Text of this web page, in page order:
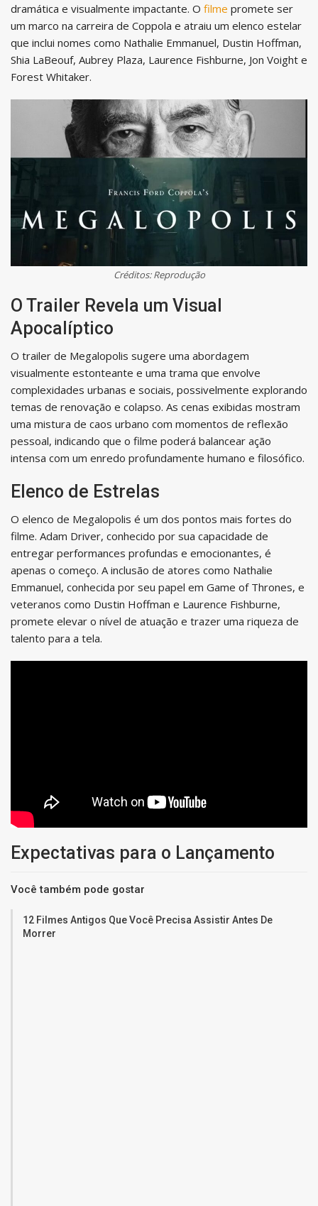
dramática e visualmente impactante. O filme promete ser
um marco na carreira de Coppola e atraiu um elenco estelar
que inclui nomes como Nathalie Emmanuel, Dustin Hoffman,
Shia LaBeouf, Aubrey Plaza, Laurence Fishburne, Jon Voight e
Forest Whitaker.
Créditos: Reprodução
O Trailer Revela um Visual
Apocalíptico
O trailer de Megalopolis sugere uma abordagem
visualmente estonteante e uma trama que envolve
complexidades urbanas e sociais, possivelmente explorando
temas de renovação e colapso. As cenas exibidas mostram
uma mistura de caos urbano com momentos de reflexão
pessoal, indicando que o filme poderá balancear ação
intensa com um enredo profundamente humano e filosófico.
Elenco de Estrelas
O elenco de Megalopolis é um dos pontos mais fortes do
filme. Adam Driver, conhecido por sua capacidade de
entregar performances profundas e emocionantes, é
apenas o começo. A inclusão de atores como Nathalie
Emmanuel, conhecida por seu papel em Game of Thrones, e
veteranos como Dustin Hoffman e Laurence Fishburne,
promete elevar o nível de atuação e trazer uma riqueza de
talento para a tela.
Expectativas para o Lançamento
Você também pode gostar
12 Filmes Antigos Que Você Precisa Assistir Antes De
Morrer